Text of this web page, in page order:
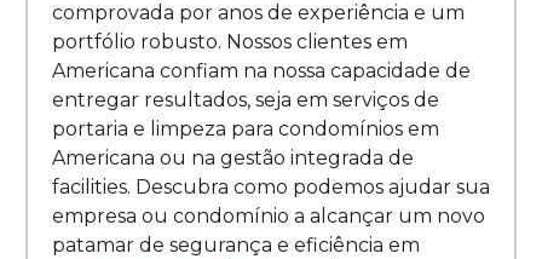
comprovada por anos de experiência e um
portfólio robusto. Nossos clientes em
Americana confiam na nossa capacidade de
entregar resultados, seja em serviços de
portaria e limpeza para condomínios em
Americana ou na gestão integrada de
facilities. Descubra como podemos ajudar sua
empresa ou condomínio a alcançar um novo
patamar de segurança e eficiência em